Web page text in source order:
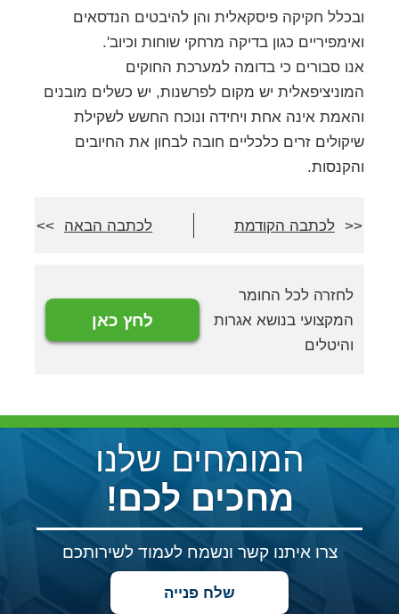
ובכלל חקיקה פיסקאלית והן להיבטים הנדסאים
ואימפיריים כגון בדיקה מרחקי שוחות וכיוב'.
אנו סבורים כי בדומה למערכת החוקים
המוניציפאלית יש מקום לפרשנות, יש כשלים מובנים
והאמת אינה אחת ויחידה ונוכח החשש לשקילת
שיקולים זרים כלכליים חובה לבחון את החיובים
והקנסות.
לחזרה לכל החומר
המקצועי בנושא אגרות
והיטלים
לחץ כאן
לכתבה הקודמת לכתבה הבאה
המומחים שלנו
מחכים לכם!
צרו איתנו קשר ונשמח לעמוד לשירותכם
שלח פנייה